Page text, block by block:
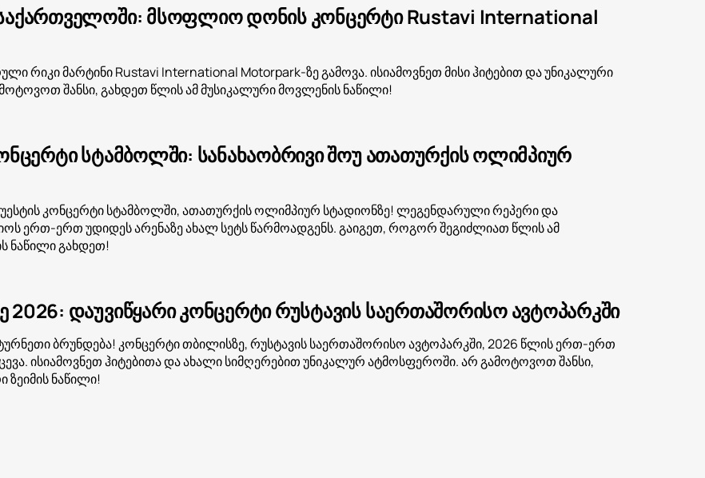
მსოფლიო დონის კონცერტი Rustavi International
რიკი მარტინი Rustavi International Motorpark-ზე გამოვა. ისიამოვნეთ მისი ჰიტებით და უნიკალური
შანსი, გახდეთ წლის ამ მუსიკალური მოვლენის ნაწილი!
სტამბოლში: სანახაობრივი შოუ ათათურქის ოლიმპიურ
კონცერტი სტამბოლში, ათათურქის ოლიმპიურ სტადიონზე! ლეგენდარული რეპერი და
ერთ-ერთ უდიდეს არენაზე ახალ სეტს წარმოადგენს. გაიგეთ, როგორ შეგიძლიათ წლის ამ
ნაწილი გახდეთ!
2026: დაუვიწყარი კონცერტი რუსტავის საერთაშორისო ავტოპარკში
ბრუნდება! კონცერტი თბილისზე, რუსტავის საერთაშორისო ავტოპარკში, 2026 წლის ერთ-ერთ
ისიამოვნეთ ჰიტებითა და ახალი სიმღერებით უნიკალურ ატმოსფეროში. არ გამოტოვოთ შანსი,
ზეიმის ნაწილი!